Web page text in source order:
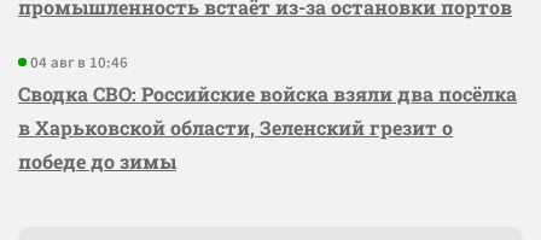
промышленность встаёт из-за остановки портов
04 авг в 10:46
Сводка СВО: Российские войска взяли два посёлка
в Харьковской области, Зеленский грезит о
победе до зимы